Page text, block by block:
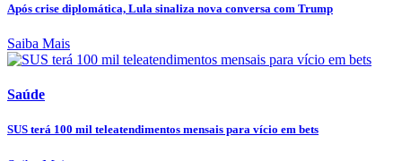
Após crise diplomática, Lula sinaliza nova conversa com Trump
Saiba Mais
Saúde
SUS terá 100 mil teleatendimentos mensais para vício em bets